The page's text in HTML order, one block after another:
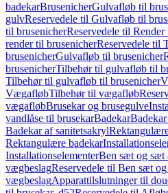
badekarBrusenicherGulvafløb til
gulvReservedele til Gulvafløb til
til brusenicherReservedele til
render til brusenicherReservedele til
brusenicherGulvafløb til brusenicher
brusenicherTilbehør til gulvafløb til
Tilbehør til gulvafløb til brusenicher
VægafløbTilbehør til vægafløb
vægafløbBrusekar og brusegulve
vandlåse til brusekarBadekar
Badekar af sanitetsakryl
Rektangulære badekar
InstallationselementerBen sæt og sæt
vægbeslagReservedele til Ben sæt
vægbeslagApparattilslutninger til